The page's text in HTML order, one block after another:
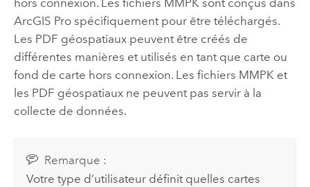
hors connexion. Les fichiers MMPK sont conçus dans
ArcGIS Prospécifiquement pour être téléchargés.
Les PDF géospatiaux peuvent être créés de
différentes manières et utilisés en tant que carte ou
fond de carte hors connexion. Les fichiers MMPK et
les PDF géospatiaux ne peuvent pas servir à la
collecte de données.
Remarque :
Votre type d’utilisateur définit quelles cartes